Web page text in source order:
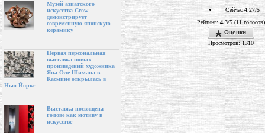
Музей азиатского
искусства Crow
демонстрирует
современную японскую
керамику
Первая персональная
выставка новых
произведений художника
Яна-Оле Шимана в
Касмине открылась в
Нью-Йорке
Выставка посвящена
голове как мотиву в
искусстве
Сейчас 4.27/5
Рейтинг: 4.3/5 (11 голосов)
Оценки.
Просмотров: 1310